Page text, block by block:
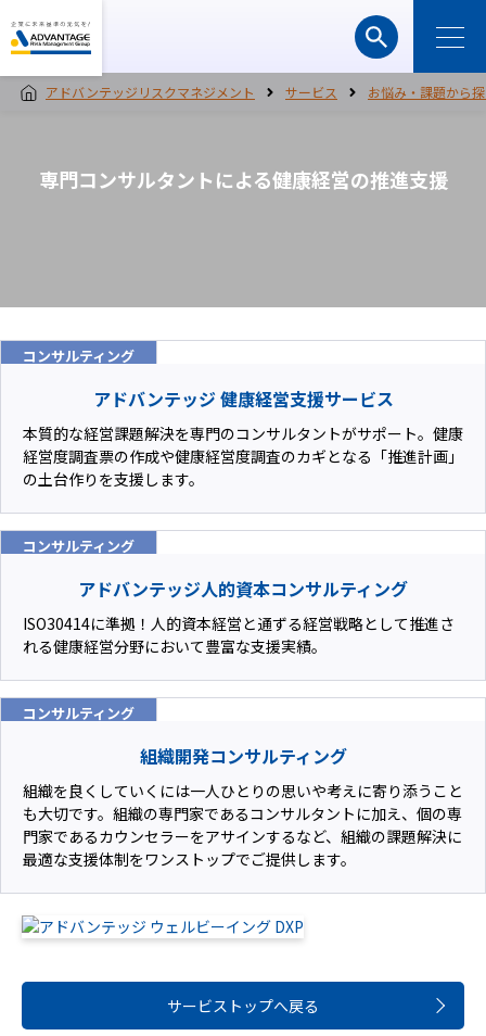
アドバンテッジリスクマネジメント サービス お悩み・課題から
専門コンサルタントによる健康経営の推進支援
コンサルティング
アドバンテッジ 健康経営支援サービス
本質的な経営課題解決を専門のコンサルタントがサポート。健康
経営度調査票の作成や健康経営度調査のカギとなる「推進計画」
の土台作りを支援します。
コンサルティング
アドバンテッジ人的資本コンサルティング
ISO30414に準拠！人的資本経営と通ずる経営戦略として推進さ
れる健康経営分野において豊富な支援実績。
コンサルティング
組織開発コンサルティング
組織を良くしていくには一人ひとりの思いや考えに寄り添うこと
も大切です。組織の専門家であるコンサルタントに加え、個の専
門家であるカウンセラーをアサインするなど、組織の課題解決に
最適な支援体制をワンストップでご提供します。
サービストップへ戻る